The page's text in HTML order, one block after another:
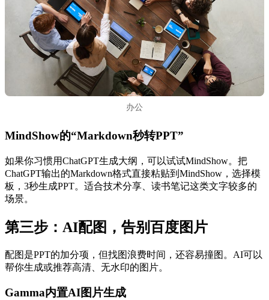
办公
MindShow的“Markdown秒转PPT”
如果你习惯用ChatGPT生成大纲，可以试试MindShow。把
ChatGPT输出的Markdown格式直接粘贴到MindShow，选择模
板，3秒生成PPT。适合技术分享、读书笔记这类文字较多的
场景。
第三步：AI配图，告别百度图片
配图是PPT的加分项，但找图浪费时间，还容易撞图。AI可以
帮你生成或推荐高清、无水印的图片。
Gamma内置AI图片生成